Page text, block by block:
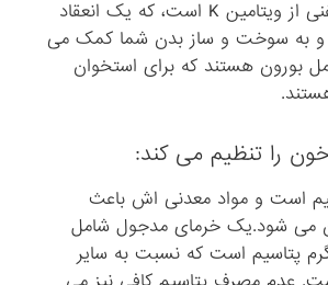
هستند.خرما نیز غنی از ویتامین K است، که یک انعقاد
و به سوخت و ساز بدن شما کمک می
بورون هستند که برای استخوان
است و مواد معدنی اش باعث
می شود.یک خرمای مدجول شامل
میلی گرم پتاسیم است که نسبت به سایر